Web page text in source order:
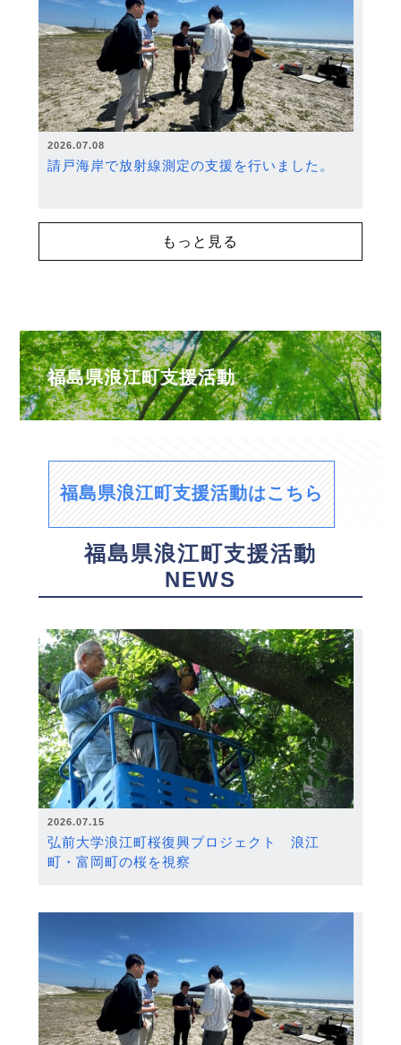
2026.07.08
請戸海岸で放射線測定の支援を行いました。
もっと見る
福島県浪江町支援活動
福島県浪江町支援活動はこちら
福島県浪江町支援活動
NEWS
2026.07.15
弘前大学浪江町桜復興プロジェクト 浪江
町・富岡町の桜を視察